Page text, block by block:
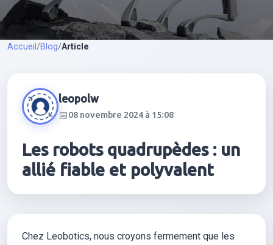
Accueil /Blog/Article
leopolw
📅08 novembre 2024 à 15:08
Les robots quadrupèdes : un
allié fiable et polyvalent
Chez Leobotics, nous croyons fermement que les